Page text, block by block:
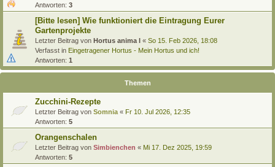
Antworten: 3
[Bitte lesen] Wie funktioniert die Eintragung Eurer
Gartenprojekte
Letzter Beitrag von Hortus anima l « So 15. Feb 2026, 18:08
Verfasst in Eingetragener Hortus - Mein Hortus und ich!
Antworten: 1
Themen
Zucchini-Rezepte
Letzter Beitrag von Somnia « Fr 10. Jul 2026, 12:35
Antworten: 5
Orangenschalen
Letzter Beitrag von Simbienchen « Mi 17. Dez 2025, 19:59
Antworten: 5